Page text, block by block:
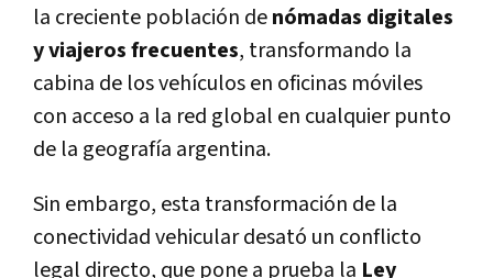
la creciente población denómadas digitales
y viajeros frecuentes, transformando la
cabina de los vehículos en oficinas móviles
con acceso a la red global en cualquier punto
de la geografía argentina.
Sin embargo, esta transformación de la
conectividad vehicular desató un conflicto
legal directo, que pone a prueba la Ley